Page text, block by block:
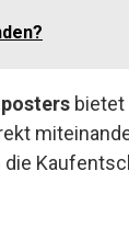
bietet